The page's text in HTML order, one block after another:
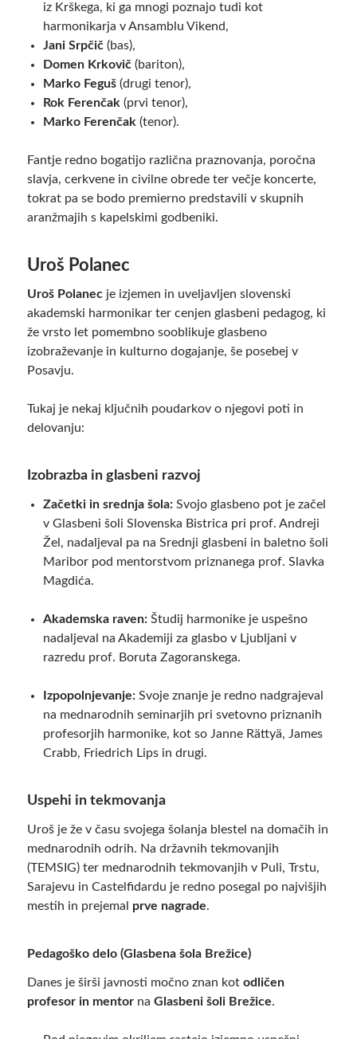
iz Krškega, ki ga mnogi poznajo tudi kot
harmonikarja v Ansamblu Vikend,
Jani Srpčič(bas),
Domen Krkovič(bariton),
Marko Feguš(drugi tenor),
Rok Ferenčak (prvi tenor),
Marko Ferenčak (tenor).
Fantje redno bogatijo različna praznovanja, poročna
slavja, cerkvene in civilne obrede ter večje koncerte,
tokrat pa se bodo premierno predstavili v skupnih
aranžmajih s kapelskimi godbeniki.
Uroš Polanec
Uroš Polanecje izjemen in uveljavljen slovenski
akademski harmonikar ter cenjen glasbeni pedagog, ki
že vrsto let pomembno sooblikuje glasbeno
izobraževanje in kulturno dogajanje, še posebej v
Posavju.
Tukaj je nekaj ključnih poudarkov o njegovi poti in
delovanju:
Izobrazba in glasbeni razvoj
Začetki in srednja šola:Svojo glasbeno pot je začel
v Glasbeni šoli Slovenska Bistrica pri prof. Andreji
Žel, nadaljeval pa na Srednji glasbeni in baletno šoli
Maribor pod mentorstvom priznanega prof. Slavka
Magdića.
Akademska raven:Študij harmonike je uspešno
nadaljeval na Akademiji za glasbo v Ljubljani v
razredu prof. Boruta Zagoranskega.
Izpopolnjevanje:Svoje znanje je redno nadgrajeval
na mednarodnih seminarjih pri svetovno priznanih
profesorjih harmonike, kot so Janne Rättyä, James
Crabb, Friedrich Lips in drugi.
Uspehi in tekmovanja
Uroš je že v času svojega šolanja blestel na domačih in
mednarodnih odrih. Na državnih tekmovanjih
(TEMSIG) ter mednarodnih tekmovanjih v Puli, Trstu,
Sarajevu in Castelfidardu je redno posegal po najvišjih
mestih in prejemal prve nagrade.
Pedagoško delo (Glasbena šola Brežice)
Danes je širši javnosti močno znan kot odličen
profesor in mentorna Glasbeni šoli Brežice.